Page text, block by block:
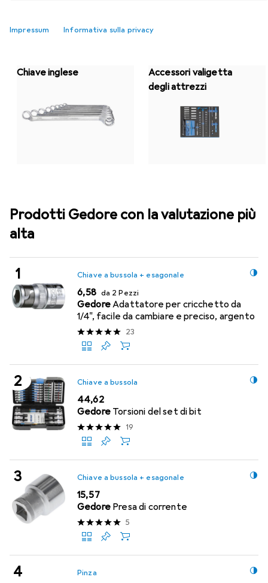
Impressum Informativa sulla privacy
Chiave inglese
Accessori valigetta
degli attrezzi
Prodotti Gedore con la valutazione più
alta
Chiave a bussola + esagonale
EUR
6,58 da 2 Pezzi
GedoreAdattatore per cricchetto da
1/4", facile da cambiare e preciso, argento
23
Chiave a bussola
EUR
44,62
Gedore Torsioni del set di bit
19
Chiave a bussola + esagonale
EUR
15,57
Gedore Presa di corrente
5
Pinza